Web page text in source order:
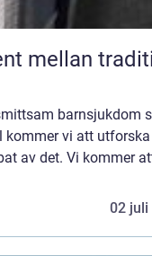
barnsjukdom
kommer vi att
av det. Vi kommer
02 juli